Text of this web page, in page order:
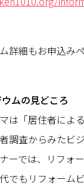
詳細もお申込み
ムの見どころ
は「居住者によ
調査からみたビ
ーでは、リフォ
代でもリフォー